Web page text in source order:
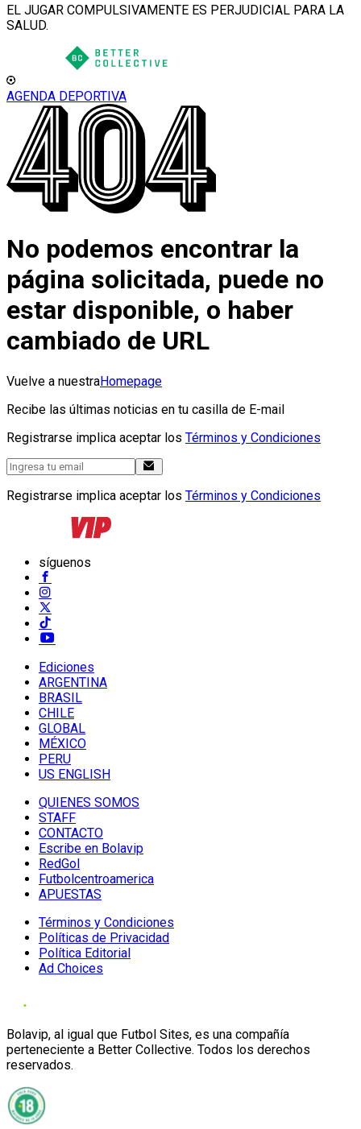
EL JUGAR COMPULSIVAMENTE ES PERJUDICIAL PARA LA
SALUD.
AGENDA DEPORTIVA
No podemos encontrar la
página solicitada, puede no
estar disponible, o haber
cambiado de URL
Vuelve a nuestraHomepage
Recibe las últimas noticias en tu casilla de E-mail
Registrarse implica aceptar los Términos y Condiciones
Registrarse implica aceptar los Términos y Condiciones
síguenos
Ediciones
ARGENTINA
BRASIL
CHILE
GLOBAL
MÉXICO
PERU
US ENGLISH
QUIENES SOMOS
STAFF
CONTACTO
Escribe en Bolavip
RedGol
Futbolcentroamerica
APUESTAS
Términos y Condiciones
Políticas de Privacidad
Política Editorial
Ad Choices
Bolavip, al igual que Futbol Sites, es una compañía
perteneciente a Better Collective. Todos los derechos
reservados.